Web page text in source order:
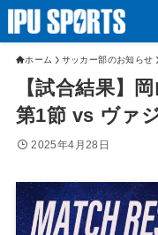
ホーム サッカー部のお知らせ
【試合結果】
第1節 vs ヴァ
2025年4月28日